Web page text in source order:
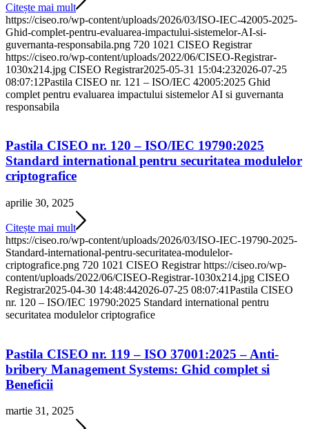
Citește mai mult
https://ciseo.ro/wp-content/uploads/2026/03/ISO-IEC-42005-2025-
Ghid-complet-pentru-evaluarea-impactului-sistemelor-AI-si-
guvernanta-responsabila.png 720 1021 CISEO Registrar
https://ciseo.ro/wp-content/uploads/2022/06/CISEO-Registrar-
1030x214.jpg CISEO Registrar2025-05-31 15:04:232026-07-25
08:07:12Pastila CISEO nr. 121 – ISO/IEC 42005:2025 Ghid
complet pentru evaluarea impactului sistemelor AI si guvernanta
responsabila
Pastila CISEO nr. 120 – ISO/IEC 19790:2025
Standard international pentru securitatea modulelor
criptografice
aprilie 30, 2025
Citește mai mult
https://ciseo.ro/wp-content/uploads/2026/03/ISO-IEC-19790-2025-
Standard-international-pentru-securitatea-modulelor-
criptografice.png 720 1021 CISEO Registrar https://ciseo.ro/wp-
content/uploads/2022/06/CISEO-Registrar-1030x214.jpg CISEO
Registrar2025-04-30 14:48:442026-07-25 08:07:41Pastila CISEO
nr. 120 – ISO/IEC 19790:2025 Standard international pentru
securitatea modulelor criptografice
Pastila CISEO nr. 119 – ISO 37001:2025 – Anti-
bribery Management Systems: Ghid complet si
Beneficii
martie 31, 2025